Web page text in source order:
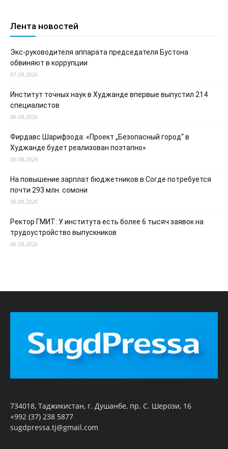
Лента новостей
Экс-руководителя аппарата председателя Бустона
обвиняют в коррупции
07.08.2026
Институт точных наук в Худжанде впервые выпустил 214
специалистов
06.08.2026
Фирдавс Шарифзода: «Проект „Безопасный город“ в
Худжанде будет реализован поэтапно»
06.08.2026
На повышение зарплат бюджетников в Согде потребуется
почти 293 млн. сомони
06.08.2026
Ректор ГМИТ: У института есть более 6 тысяч заявок на
трудоустройство выпускников
06.08.2026
734018, Таджикистан, г. Душанбе, пр. С. Шерози, 16
+992 (37) 238 5877
sugdpressa.tj@gmail.com